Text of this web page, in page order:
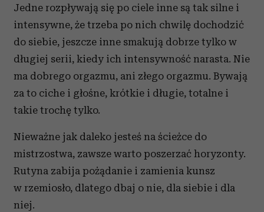
Jedne rozpływają się po ciele inne są tak silne i
intensywne, że trzeba po nich chwilę dochodzić
do siebie, jeszcze inne smakują dobrze tylko w
długiej serii, kiedy ich intensywność narasta. Nie
ma dobrego orgazmu, ani złego orgazmu. Bywają
za to ciche i głośne, krótkie i długie, totalne i
takie trochę tylko.
Nieważne jak daleko jesteś na ścieżce do
mistrzostwa, zawsze warto poszerzać horyzonty.
Rutyna zabija pożądanie i zamienia kunsz
w rzemiosło, dlatego dbaj o nie, dla siebie i dla
niej.